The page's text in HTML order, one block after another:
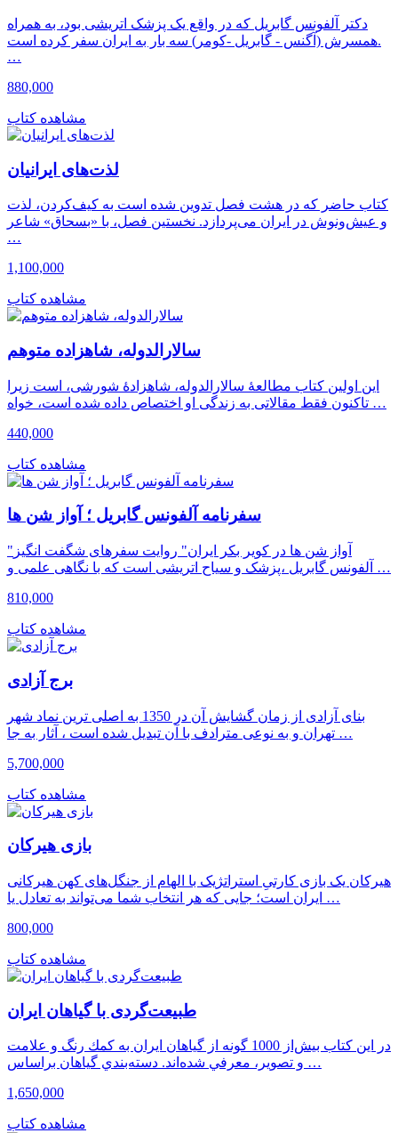
دکتر آلفونس گابریل که در واقع یک پزشک اتریشی بود، به همراه
همسرش (آگنس - گابریل -کومر) سه بار به ایران سفر کرده است.
…
880,000
مشاهده کتاب
لذت‌های ایرانیان
کتاب حاضر که در هشت فصل تدوین شده است به کیف‌کردن، لذت
و عیش‌‌ونوش در ایران می‌پردازد. نخستین فصل، با «بسحاق» شاعر
…
1,100,000
مشاهده کتاب
سالارالدوله، شاهزاده متوهم
این اولین کتاب مطالعۀ سالارالدوله، شاهزادۀ شورشی، است زیرا
تاکنون فقط مقالاتی به زندگی او اختصاص داده شده است، خواه …
440,000
مشاهده کتاب
سفرنامه آلفونس گابریل ؛ آواز شن ها
"آواز شن ها در کویر بکر ایران" روایت سفرهای شگفت انگیز
آلفونس گابریل ،‌پزشک و سیاح اتریشی است که با نگاهی علمی و …
810,000
مشاهده کتاب
برج آزادی
بنای آزادی از زمان گشایش آن در 1350 به اصلی ترین نماد شهر
تهران و به نوعی مترادف با آن تبدیل شده است ، آثار به جا …
5,700,000
مشاهده کتاب
بازی هیرکان
هیرکان یک بازی کارتیِ استراتژیک با الهام از جنگل‌های کهن هیرکانی
ایران است؛ جایی که هر انتخاب شما می‌تواند به تعادل یا …
800,000
مشاهده کتاب
طبیعت‌گردی با گیاهان ایران
در اين كتاب بیش‌از 1000 گونه از گياهان ايران به كمك رنگ و علامت
و تصوير، معرفي شده‌اند. دسته‌بندي گياهان براساس …
1,650,000
مشاهده کتاب